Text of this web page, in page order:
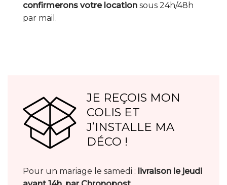
confirmerons votre location sous 24h/48h
par mail.
JE REÇOIS MON
COLIS ET
J’INSTALLE MA
DÉCO !
Pour un mariage le samedi : livraison le jeudi